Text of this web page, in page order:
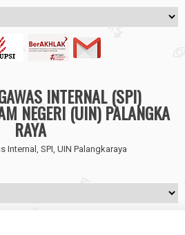
INTERNAL (SPI)
NEGERI (UIN) PALANGKA
RAYA
Internal, SPI, UIN Palangkaraya